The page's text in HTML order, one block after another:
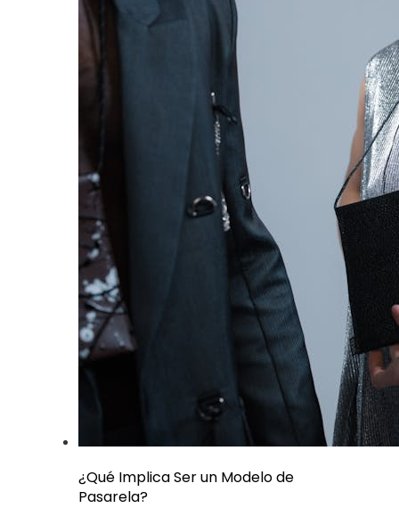
¿Qué Implica Ser un Modelo de
Pasarela?